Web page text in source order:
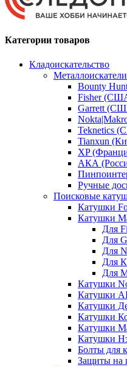
Категории товаров
Кладоискательство
Металлоискатели
Bounty
Fisher
Garrett
Teknetics
Tianxun
XP
АКА
Ручные
Поисковые
Катушки
Катушки
Для
Для
Для
Для
Для
Катушки
Катушки
Катушки
Катушки
Катушки
Катушки
Болты для
Защиты на